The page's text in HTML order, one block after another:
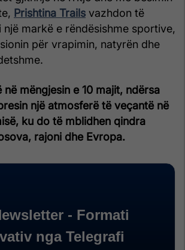
Prishtina Trails vazhdon të
një markë e rëndësishme sportive,
për vrapimin, natyrën dhe
në mëngjesin e 10 majit, ndërsa
një atmosferë të veçantë në
ku do të mblidhen qindra
rajoni dhe Evropa.